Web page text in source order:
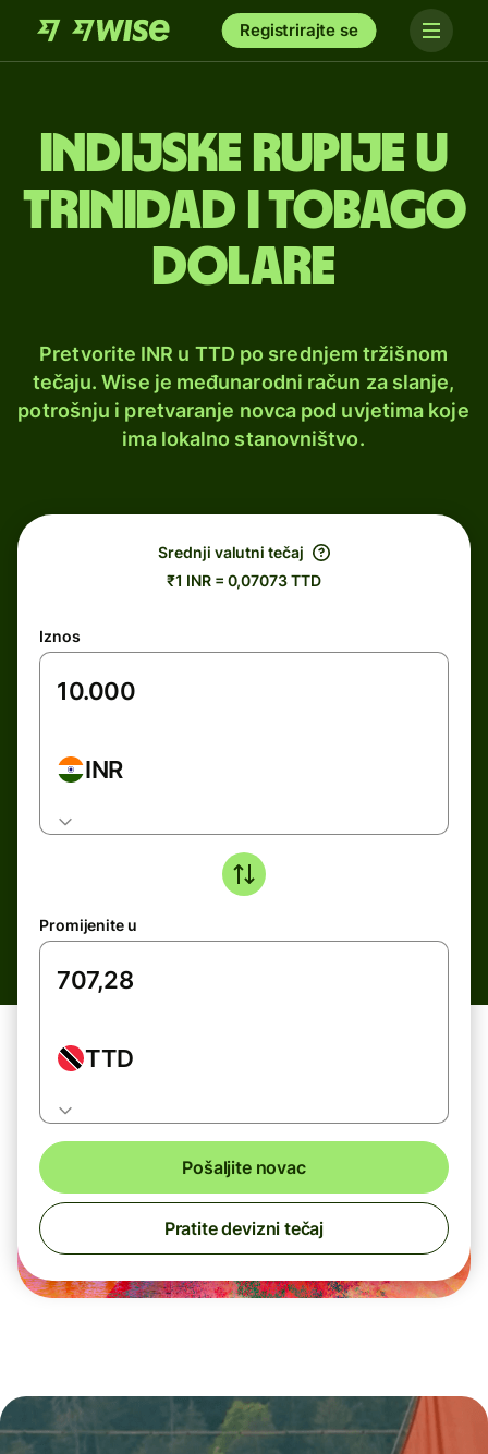
Registrirajte se
Indijske rupije u
Trinidad i Tobago
dolare
Pretvorite INR u TTD po srednjem tržišnom
tečaju. Wise je međunarodni račun za slanje,
potrošnju i pretvaranje novca pod uvjetima koje
ima lokalno stanovništvo.
Srednji valutni tečaj
₹1 INR = 0,07073 TTD
Iznos
INR
Promijenite u
TTD
Pošaljite novac
Pratite devizni tečaj